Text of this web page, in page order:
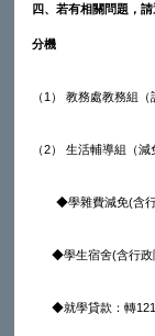
四、若有相關問題，
分機
（1） 教務處教務組
（2） 生活輔導組（
◆學雜費減免(含
◆學生宿舍(含行政
◆就學貸款：轉